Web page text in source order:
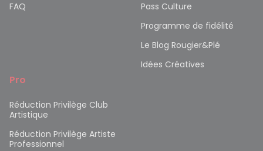
FAQ
Pass Culture
Programme de fidélité
Le Blog Rougier&Plé
Idées Créatives
Pro
Réduction Privilège Club
Artistique
Réduction Privilège Artiste
Professionnel